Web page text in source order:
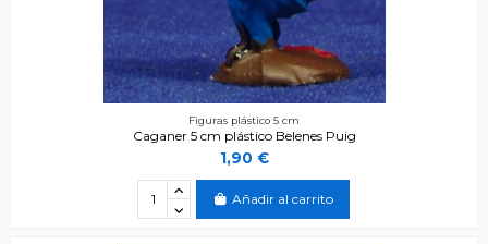
Figuras plástico 5 cm
Caganer 5 cm plástico Belenes Puig
1,90 €
Añadir al carrito